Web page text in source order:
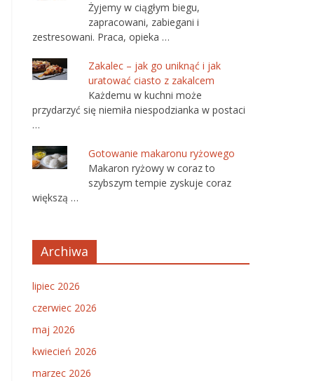
Żyjemy w ciągłym biegu,
zapracowani, zabiegani i
zestresowani. Praca, opieka …
Zakalec – jak go uniknąć i jak
uratować ciasto z zakalcem
Każdemu w kuchni może
przydarzyć się niemiła niespodzianka w postaci
…
Gotowanie makaronu ryżowego
Makaron ryżowy w coraz to
szybszym tempie zyskuje coraz
większą …
Archiwa
lipiec 2026
czerwiec 2026
maj 2026
kwiecień 2026
marzec 2026